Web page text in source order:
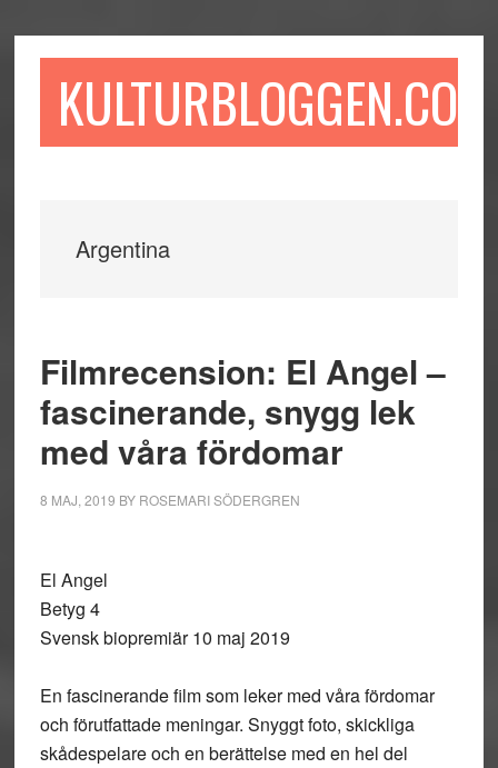
till
till
sidofältet
till
KULTURBLOGGEN.COM
Argentina
Filmrecension: El Angel –
fascinerande, snygg lek
med våra fördomar
8 MAJ, 2019 BY ROSEMARI SÖDERGREN
El Angel
Betyg 4
Svensk biopremiär 10 maj 2019
En fascinerande film som leker med våra fördomar
och förutfattade meningar. Snyggt foto, skickliga
skådespelare och en berättelse med en hel del